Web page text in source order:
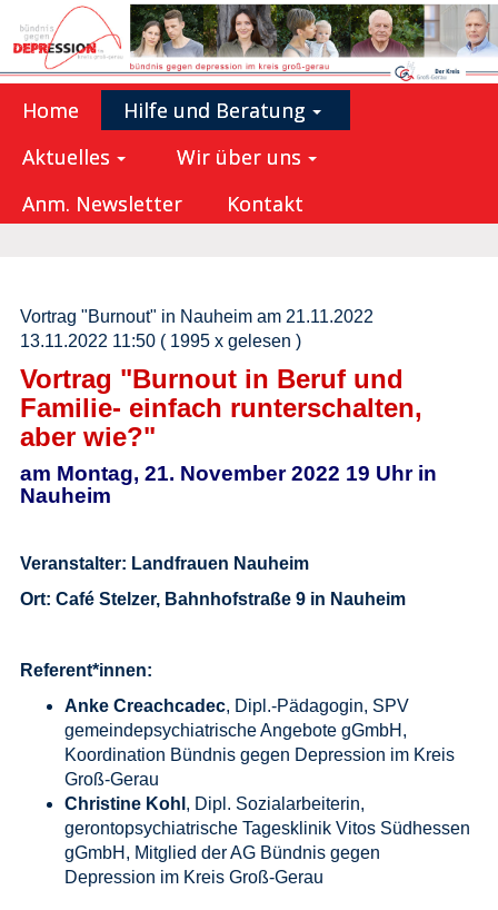
Home
Hilfe und Beratung
Aktuelles
Wir über uns
Anm. Newsletter
Kontakt
Vortrag "Burnout" in Nauheim am 21.11.2022
13.11.2022 11:50 ( 1995 x gelesen )
Vortrag "Burnout in Beruf und
Familie- einfach runterschalten,
aber wie?"
am Montag, 21. November 2022 19 Uhrin
Nauheim
Veranstalter: Landfrauen Nauheim
Ort: Café Stelzer, Bahnhofstraße 9 in Nauheim
Referent*innen:
Anke Creachcadec, Dipl.-Pädagogin, SPV
gemeindepsychiatrische Angebote gGmbH,
Koordination Bündnis gegen Depression im Kreis
Groß-Gerau
Christine Kohl , Dipl. Sozialarbeiterin,
gerontopsychiatrische Tagesklinik Vitos Südhessen
gGmbH, Mitglied der AG Bündnis gegen
Depression im Kreis Groß-Gerau